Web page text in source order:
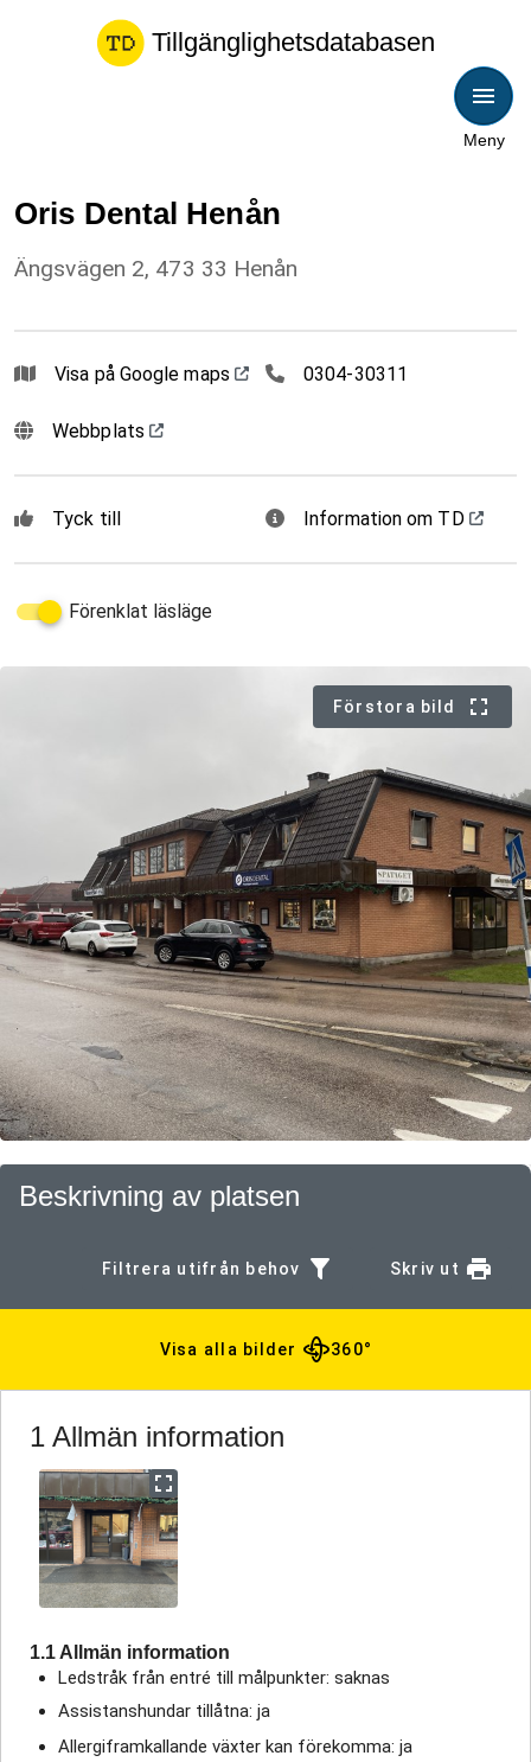
Tillgänglighetsdatabasen
Meny
Oris Dental Henån
Ängsvägen 2, 473 33 Henån
Visa på Google maps 030430311
0304-30311
Webbplats
Tyck till Information om TD
Förenklat läsläge
Förstora bild
Beskrivning av platsen
Filtrera utifrån behov Skriv ut
Visa alla bilder 360°
1 Allmän information
1.1 Allmän information
Ledstråk från entré till målpunkter: saknas
Assistanshundar tillåtna: ja
Allergiframkallande växter kan förekomma: ja